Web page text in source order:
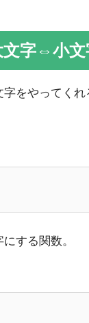
文字⇔小文
をやってく
する関数。